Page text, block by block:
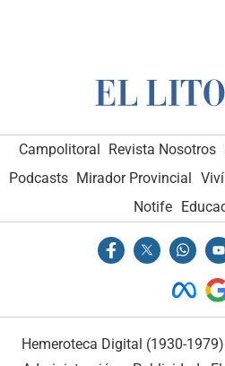
Campolitoral Revista Nosotros
Podcasts Mirador Provincial
Notife
Hemeroteca Digital (1930-1979)